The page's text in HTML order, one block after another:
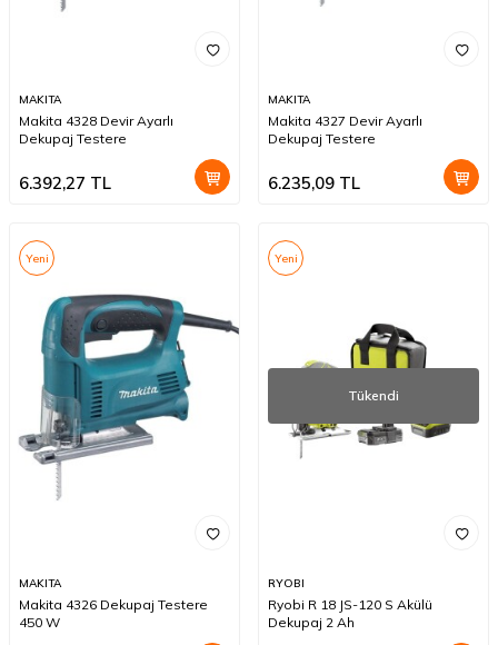
MAKITA
Makita 4328 Devir Ayarlı
Dekupaj Testere
6.392,27 TL
MAKITA
Makita 4327 Devir Ayarlı
Dekupaj Testere
6.235,09 TL
Yeni
MAKITA
Makita 4326 Dekupaj Testere
450 W
Yeni
Tükendi
RYOBI
Ryobi R 18 JS-120 S Akülü
Dekupaj 2 Ah